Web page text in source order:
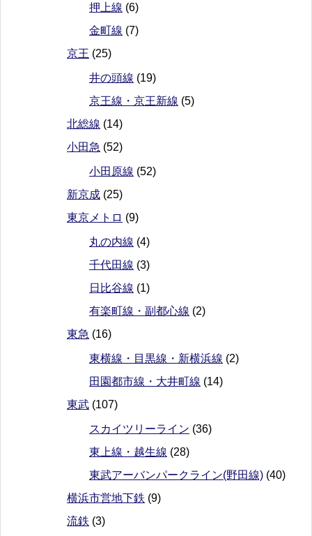
押上線 (6)
金町線 (7)
京王 (25)
井の頭線 (19)
京王線・京王新線 (5)
北総線 (14)
小田急 (52)
小田原線 (52)
新京成 (25)
東京メトロ (9)
丸の内線 (4)
千代田線 (3)
日比谷線 (1)
有楽町線・副都心線 (2)
東急 (16)
東横線・目黒線・新横浜線 (2)
田園都市線・大井町線 (14)
東武 (107)
スカイツリーライン (36)
東上線・越生線 (28)
東武アーバンパークライン(野田線) (40)
横浜市営地下鉄 (9)
流鉄 (3)